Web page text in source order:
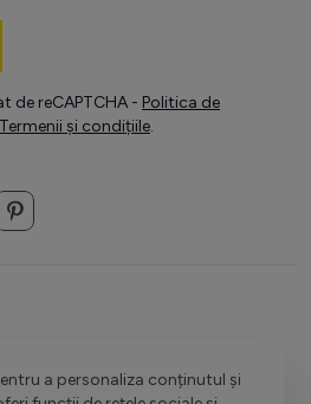
a personaliza conținutul și
de reCAPTCHA - Politica de
Termenii și condițiile.